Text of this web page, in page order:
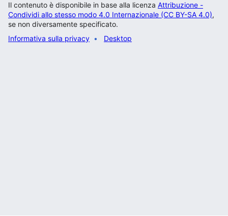
Il contenuto è disponibile in base alla licenza Attribuzione -
Condividi allo stesso modo 4.0 Internazionale (CC BY-SA 4.0),
se non diversamente specificato.
Informativa sulla privacy
Desktop